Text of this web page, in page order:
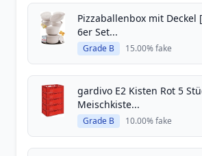
Pizzaballenbox mit Deckel
6er Set...
Grade B 15.00% fake
gardivo E2 Kisten Rot 5
Meischkiste...
Grade B 10.00% fake